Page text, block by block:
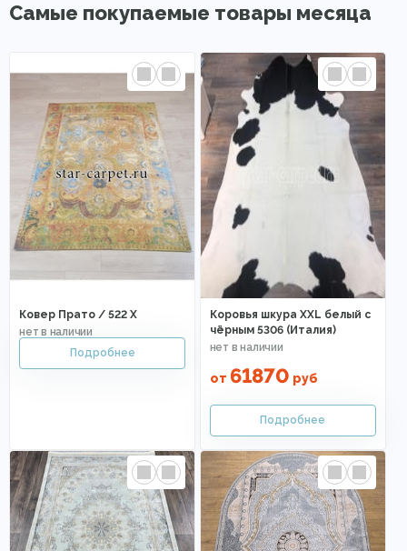
Самые покупаемые товары месяца
Ковер Прато / 522 X
Коровья шкура XXL белый с
чёрным 5306 (Италия)
от 61870 руб